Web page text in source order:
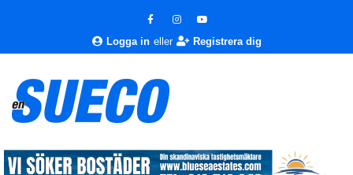
Logga in eller Registrera dig